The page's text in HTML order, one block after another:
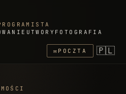
UTWORY FOTOGRAFIA
✉ POCZTA 🇵🇱